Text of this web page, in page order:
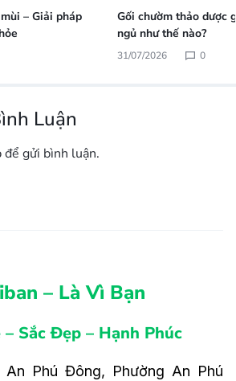
– Giải pháp
Gối chườm thảo dược
ngủ như thế nào?
31/07/2026 0
Luận
để gửi bình luận.
– Là Vì Bạn
– Sắc Đẹp – Hạnh Phúc
An Phú Đông, Phường An Phú